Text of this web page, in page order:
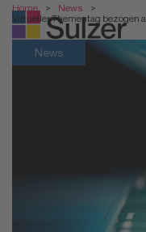
Home > News
>
Virtueller Thementag bezogen
News